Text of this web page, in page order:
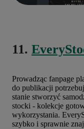
11.
Prowadząc fanpage
do publikacji
stanie stworzyć
stocki - kolekcje
wykorzystania.
szybko i sprawnie